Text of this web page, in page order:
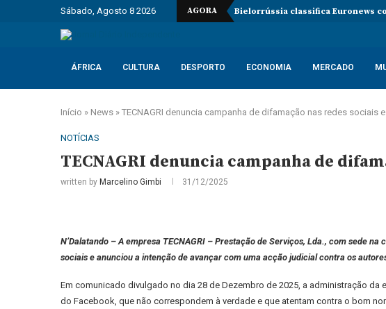
Sábado, Agosto 8 2026 AGORA Bielorrússia classifica Euronews
ÁFRICA CULTURA DESPORTO ECONOMIA MERCADO
Início » News » TECNAGRI denuncia campanha de difamação nas redes sociais
NOTÍCIAS
TECNAGRI denuncia campanha de
written by Marcelino Gimbi 31/12/2025
N’Dalatando – A empresa TECNAGRI – Prestação de Serviços, Lda., com sede
sociais e anunciou a intenção de avançar com uma acção judicial contra os
Em comunicado divulgado no dia 28 de Dezembro de 2025, a administração
do Facebook, que não correspondem à verdade e que atentam contra o bom